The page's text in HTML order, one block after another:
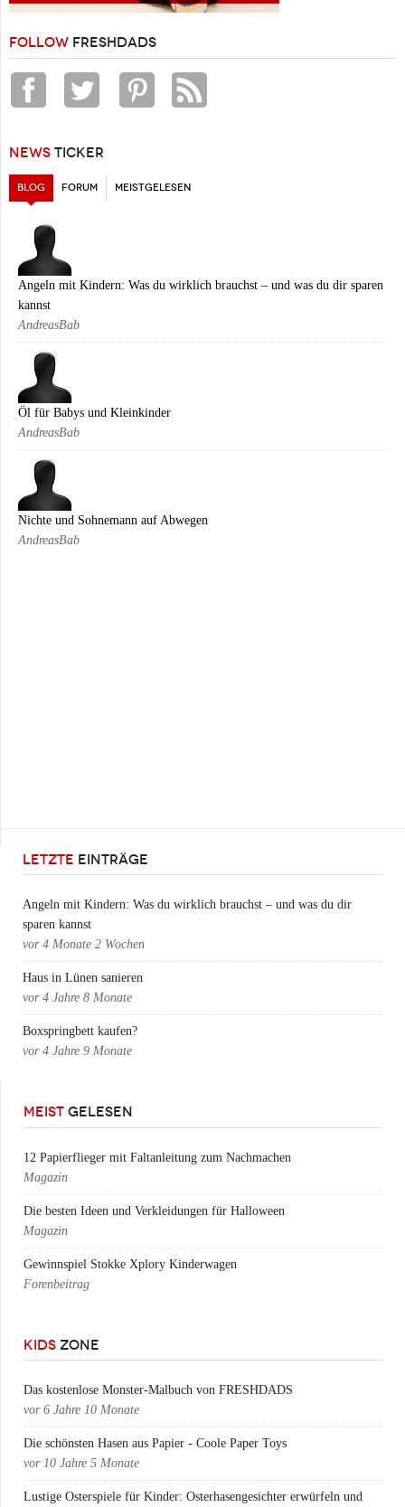
FOLLOW FRESHDADS
NEWS TICKER
BLOG (AKTIVER REITER)
FORUM MEISTGELESEN
Angeln mit Kindern: Was du wirklich brauchst – und was du dir sparen
kannst
AndreasBab
Öl für Babys und Kleinkinder
AndreasBab
Nichte und Sohnemann auf Abwegen
AndreasBab
LETZTE EINTRÄGE
Angeln mit Kindern: Was du wirklich brauchst – und was du dir
sparen kannst
vor 4 Monate 2 Wochen
Haus in Lünen sanieren
vor 4 Jahre 8 Monate
Boxspringbett kaufen?
vor 4 Jahre 9 Monate
MEIST GELESEN
12 Papierflieger mit Faltanleitung zum Nachmachen
Magazin
Die besten Ideen und Verkleidungen für Halloween
Magazin
Gewinnspiel Stokke Xplory Kinderwagen
Forenbeitrag
KIDS ZONE
Das kostenlose Monster-Malbuch von FRESHDADS
vor 6 Jahre 10 Monate
Die schönsten Hasen aus Papier - Coole Paper Toys
vor 10 Jahre 5 Monate
Lustige Osterspiele für Kinder: Osterhasengesichter erwürfeln und